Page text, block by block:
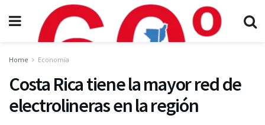
Home Economía
Costa Rica tiene la mayor red de
electrolineras en la región